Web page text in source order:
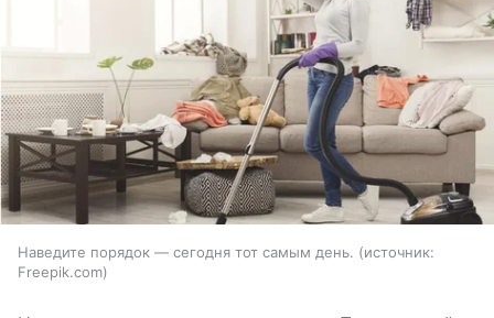
Наведите порядок — сегодня тот самым день.
источник:
Freepik.com